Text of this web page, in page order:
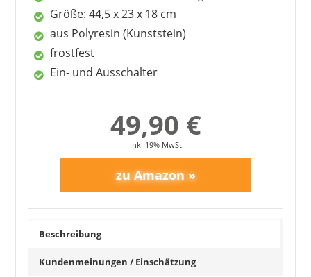
Größe: 44,5 x 23 x 18 cm
aus Polyresin (Kunststein)
frostfest
Ein- und Ausschalter
49,90 €
inkl 19% MwSt
Beschreibung
Kundenmeinungen / Einschätzung